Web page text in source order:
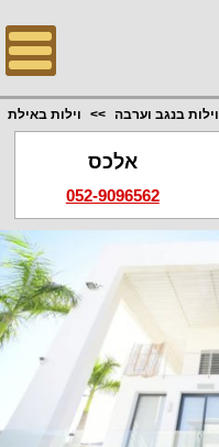
וילות בנגב וערבה וילות באילת
אלכס
052-9096562